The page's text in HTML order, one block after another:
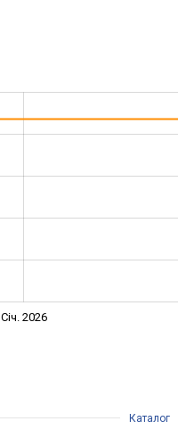
Січ. 2026
Каталог